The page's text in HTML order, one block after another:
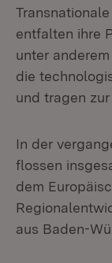
entfalten ihre
unter
die
und tragen
In der
flossen
dem
aus Baden-